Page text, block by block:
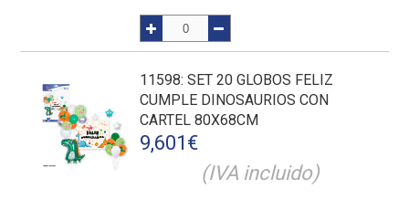
11598: SET 20 GLOBOS FELIZ
CUMPLE DINOSAURIOS CON
CARTEL 80X68CM
9,601 €
(IVA incluido)